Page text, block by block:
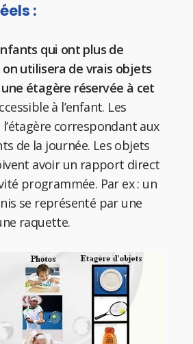
:
qui ont plus de
utilisera de vrais objets
étagère réservée à cet
à l’enfant. Les
l’étagère correspondant aux
de la journée. Les objets
avoir un rapport direct
programmée. Par ex : un
se représenté par une
raquette.